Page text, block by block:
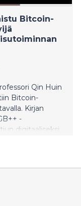
Bitcoin-
Qin Huin
Bitcoin-
Kirjan
-
digitaaliseksi